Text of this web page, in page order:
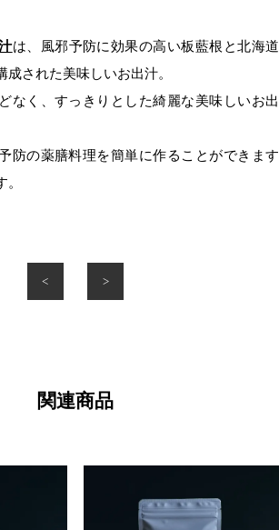
は、風邪予防に効果の高い板藍根と北海道
された美味しいお出汁。
なく、すっきりとした綺麗な美味しいお出
防の薬膳料理を簡単に作ることができます
< >
関連商品